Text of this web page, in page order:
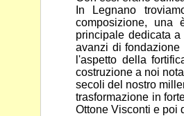
In Legnano
composizione, una
principale dedicata
avanzi di
l'aspetto della
costruzione a noi
secoli del nostro
trasformazione in
Ottone Visconti e poi